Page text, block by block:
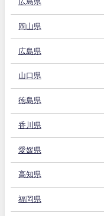
広島県
岡山県
広島県
山口県
徳島県
香川県
愛媛県
高知県
福岡県